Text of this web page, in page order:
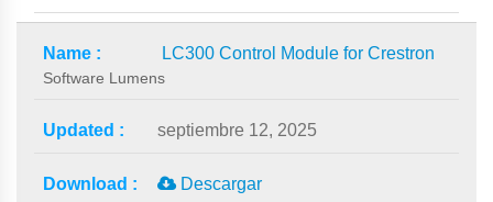
LC300 Control Module for Crestron
Software Lumens
septiembre 12, 2025
Descargar